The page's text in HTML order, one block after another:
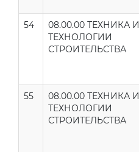
54
08.00.00 ТЕХНИКА И
ТЕХНОЛОГИИ
СТРОИТЕЛЬСТВА
55
08.00.00 ТЕХНИКА И
ТЕХНОЛОГИИ
СТРОИТЕЛЬСТВА